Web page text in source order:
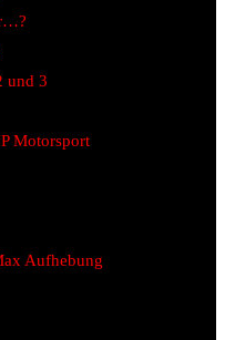
und 3
Motorsport
Aufhebung